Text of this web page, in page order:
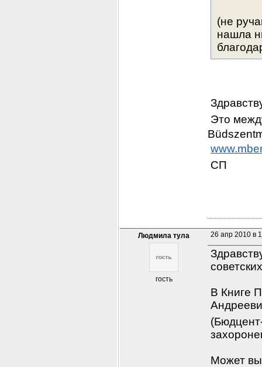
(не
нашла
Это
СП
Людмила тула
гость
26 апр 2010 в
В Книге
Может